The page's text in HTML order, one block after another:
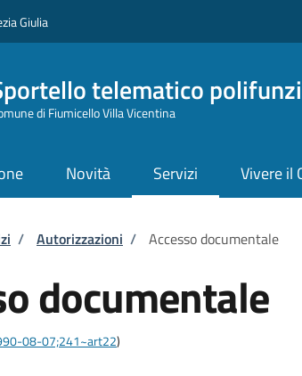
Giulia
telematico
di Fiumicello Villa Vicentina
Novità Servizi Vivere il
di pane
/ Autorizzazioni / Accesso documentale
documentale
08-07;241~art22)